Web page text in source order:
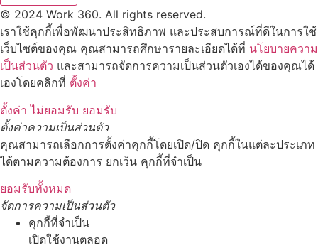
© 2024 Work 360. All rights reserved.
เราใช้คุกกี้เพื่อพัฒนาประสิทธิภาพ และประสบการณ์ที่ดีในการใช้
เว็บไซต์ของคุณ คุณสามารถศึกษารายละเอียดได้ที่ นโยบายความ
เป็นส่วนตัว และสามารถจัดการความเป็นส่วนตัวเองได้ของคุณได้
เองโดยคลิกที่ ตั้งค่า
ตั้งค่า ไม่ยอมรับ ยอมรับ
ตั้งค่าความเป็นส่วนตัว
คุณสามารถเลือกการตั้งค่าคุกกี้โดยเปิด/ปิด คุกกี้ในแต่ละประเภท
ได้ตามความต้องการ ยกเว้น คุกกี้ที่จำเป็น
ยอมรับทั้งหมด
จัดการความเป็นส่วนตัว
คุกกี้ที่จำเป็น
เปิดใช้งานตลอด